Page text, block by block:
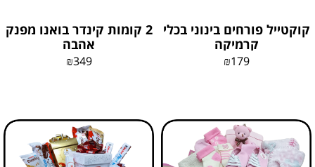
קוקטייל פורחים בינוני בכלי
קרמיקה
₪179
2 קומות קינדר בואנו מפנק
אהבה
₪349